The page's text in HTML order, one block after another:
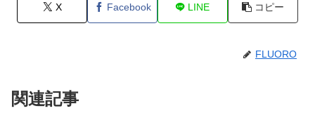
X Facebook LINE コピー
FLUORO
関連記事